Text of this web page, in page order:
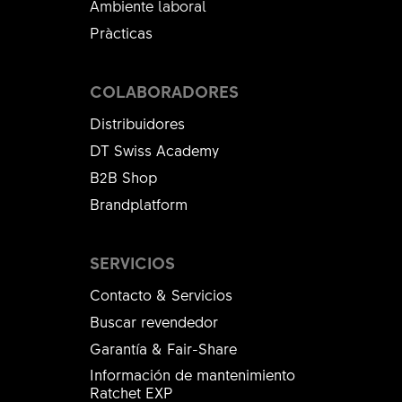
Ambiente laboral
Pràcticas
SERVICIOS
Contacto & Servicios
Buscar revendedor
Garantía & Fair-Share
Información de mantenimiento
Ratchet EXP
COLABORADORES
Distribuidores
DT Swiss Academy
B2B Shop
Brandplatform